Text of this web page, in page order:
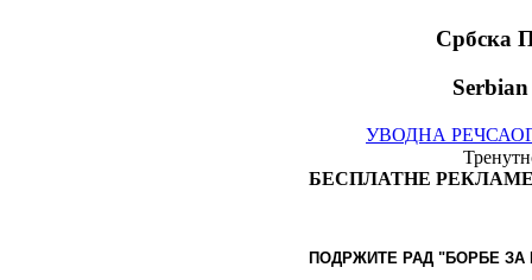
Србска
УВОДНА РЕЧ
БЕСПЛАТНЕ
ПОДРЖИТЕ РАД "БОРБЕ ЗА